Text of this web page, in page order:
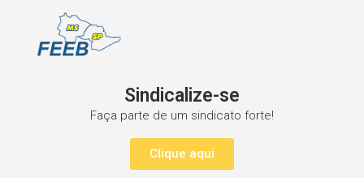
Sindicalize-se
Faça parte de um sindicato forte!
Clique aqui